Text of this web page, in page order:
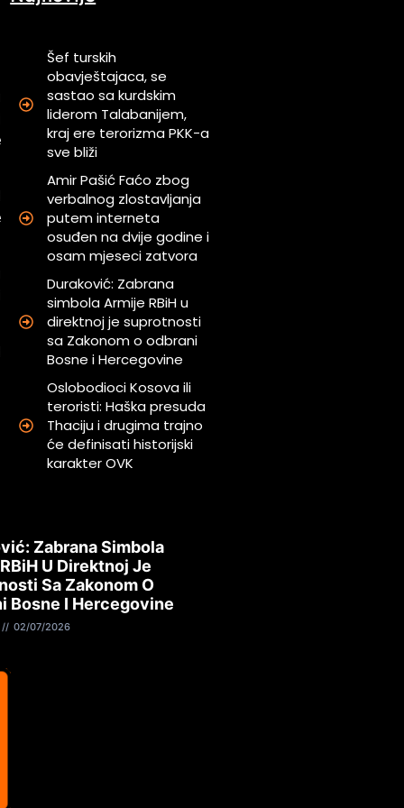
Šef turskih
obavještajaca, se
sastao sa kurdskim
liderom Talabanijem,
kraj ere terorizma PKK-a
sve bliži
Amir Pašić Faćo zbog
verbalnog zlostavljanja
putem interneta
osuđen na dvije godine i
osam mjeseci zatvora
Duraković: Zabrana
simbola Armije RBiH u
direktnoj je suprotnosti
sa Zakonom o odbrani
Bosne i Hercegovine
Oslobodioci Kosova ili
teroristi: Haška presuda
Thaciju i drugima trajno
će definisati historijski
karakter OVK
Zabrana Simbola
U Direktnoj Je
Sa Zakonom O
Bosne I Hercegovine
02/07/2026